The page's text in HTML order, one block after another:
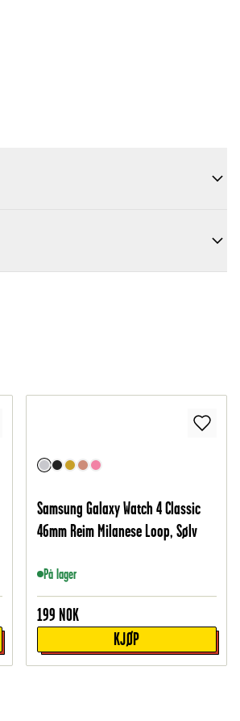
Samsung Galaxy Watch 4 Classic
46mm Reim Milanese Loop, Sølv
På lager
199 NOK
KJØP